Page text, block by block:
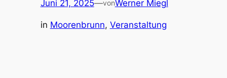
Juni 21, 2025—vonWerner Miegl
in Moorenbrunn, Veranstaltung